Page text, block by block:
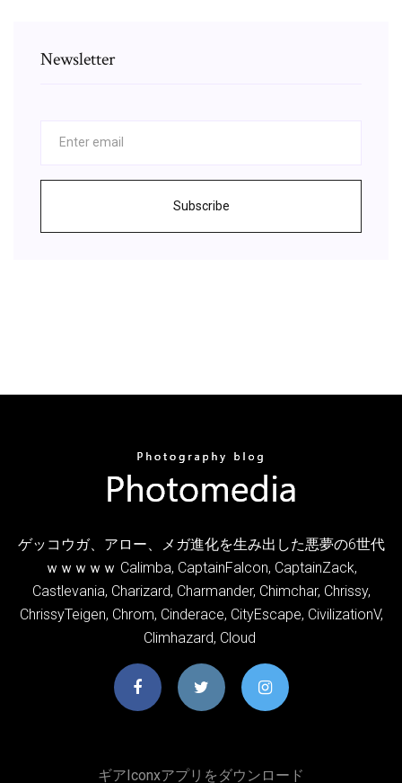
Newsletter
Subscribe
ゲッコウガ、アロー、メガ進化を生み出した悪夢の6世代
ｗｗｗｗｗ Calimba, CaptainFalcon, CaptainZack,
Castlevania, Charizard, Charmander, Chimchar, Chrissy,
ChrissyTeigen, Chrom, Cinderace, CityEscape, CivilizationV,
Climhazard, Cloud
ギアiconxアプリをダウンロード